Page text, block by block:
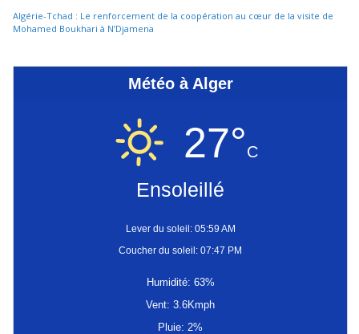
Algérie-Tchad : Le renforcement de la coopération au cœur de la visite de
Mohamed Boukhari à N’Djamena
Météo à Alger
27°C
Ensoleillé
Lever du soleil: 05:59 AM
Coucher du soleil: 07:47 PM
Humidité: 63%
Vent: 3.6Kmph
Pluie: 2%